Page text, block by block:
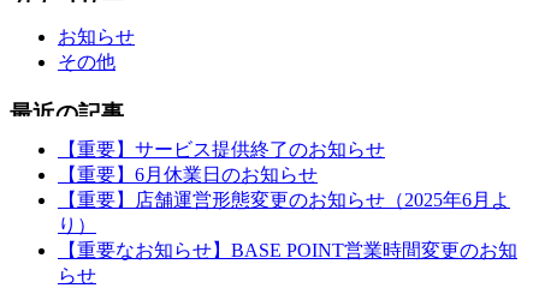
お知らせ
その他
【重要】サービス提供終了のお知らせ
【重要】6月休業日のお知らせ
【重要】店舗運営形態変更のお知らせ（2025年6月よ
り）
【重要なお知らせ】BASE POINT営業時間変更のお知
らせ